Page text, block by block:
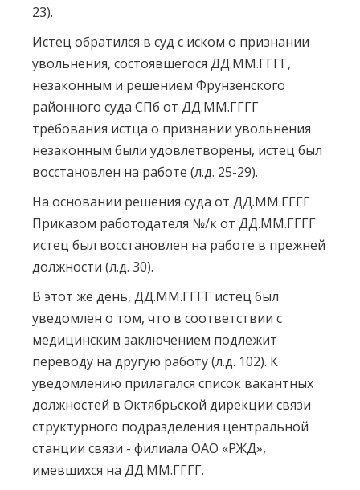
23).
Истец обратился в суд с иском о признании
увольнения, состоявшегося ДД.ММ.ГГГГ,
незаконным и решением Фрунзенского
районного суда СПб от ДД.ММ.ГГГГ
требования истца о признании увольнения
незаконным были удовлетворены, истец был
восстановлен на работе (л.д. 25-29).
На основании решения суда от ДД.ММ.ГГГГ
Приказом работодателя №/к от ДД.ММ.ГГГГ
истец был восстановлен на работе в прежней
должности (л.д. 30).
В этот же день, ДД.ММ.ГГГГ истец был
уведомлен о том, что в соответствии с
медицинским заключением подлежит
переводу на другую работу (л.д. 102). К
уведомлению прилагался список вакантных
должностей в Октябрьской дирекции связи
структурного подразделения центральной
станции связи - филиала ОАО «РЖД»,
имевшихся на ДД.ММ.ГГГГ.